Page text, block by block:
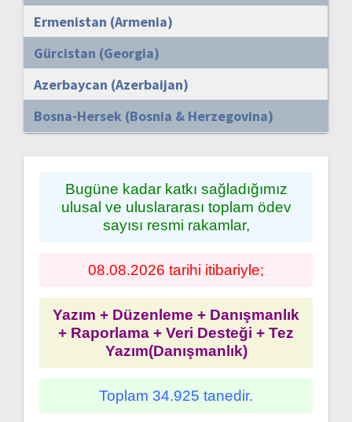
Ermenistan (Armenia)
Gürcistan (Georgia)
Azerbaycan (Azerbaijan)
Bosna-Hersek (Bosnia & Herzegovina)
Bugüne kadar katkı sağladığımız
ulusal ve uluslararası toplam ödev
sayısı resmi rakamlar,
08.08.2026 tarihi itibariyle;
Yazım + Düzenleme + Danışmanlık
+ Raporlama + Veri Desteği + Tez
Yazım(Danışmanlık)
Toplam 34.925 tanedir.